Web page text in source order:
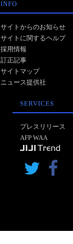
INFO
サイトからのお知らせ
サイトに関するヘルプ
採用情報
訂正記事
サイトマップ
ニュース提供社
SERVICES
プレスリリース
AFP WAA